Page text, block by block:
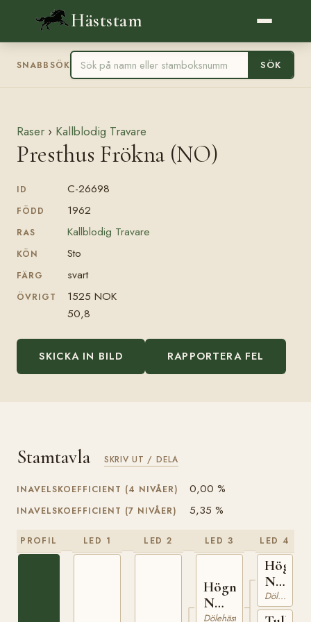
Häststam
SNABBSÖK SÖK
Raser › Kallblodig Travare
Presthus Frökna (NO)
ID C-26698
FÖDD 1962
RAS Kallblodig Travare
KÖN Sto
FÄRG svart
ÖVRIGT
1525 NOK
50,8
SKICKA IN BILD RAPPORTERA FEL
Stamtavla SKRIV UT / DELA
INAVELSKOEFFICIENT (4 NIVÅER) 0,00 %
INAVELSKOEFFICIENT (7 NIVÅER) 5,35 %
PROFIL LED 1 LED 2 LED 3
Högnar
N
Dölehäst
LED 4
Högne
N
737Dölehäst